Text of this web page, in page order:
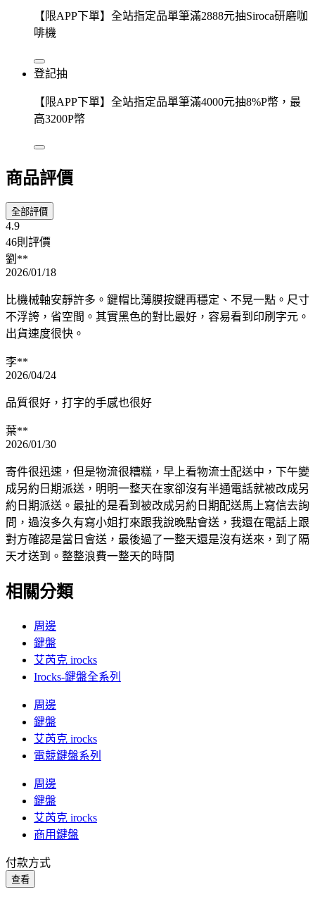
【限APP下單】全站指定品單筆滿2888元抽Siroca研磨咖
啡機
登記抽
【限APP下單】全站指定品單筆滿4000元抽8%P幣，最
高3200P幣
商品評價
全部評價
4.9
46則評價
劉**
2026/01/18
比機械軸安靜許多。鍵帽比薄膜按鍵再穩定、不晃一點。尺寸
不浮誇，省空間。其實黑色的對比最好，容易看到印刷字元。
出貨速度很快。
李**
2026/04/24
品質很好，打字的手感也很好
葉**
2026/01/30
寄件很迅速，但是物流很糟糕，早上看物流士配送中，下午變
成另約日期派送，明明一整天在家卻沒有半通電話就被改成另
約日期派送。最扯的是看到被改成另約日期配送馬上寫信去詢
問，過沒多久有寫小姐打來跟我說晚點會送，我還在電話上跟
對方確認是當日會送，最後過了一整天還是沒有送來，到了隔
天才送到。整整浪費一整天的時間
相關分類
周邊
鍵盤
艾芮克 irocks
Irocks-鍵盤全系列
周邊
鍵盤
艾芮克 irocks
電競鍵盤系列
周邊
鍵盤
艾芮克 irocks
商用鍵盤
付款方式
查看